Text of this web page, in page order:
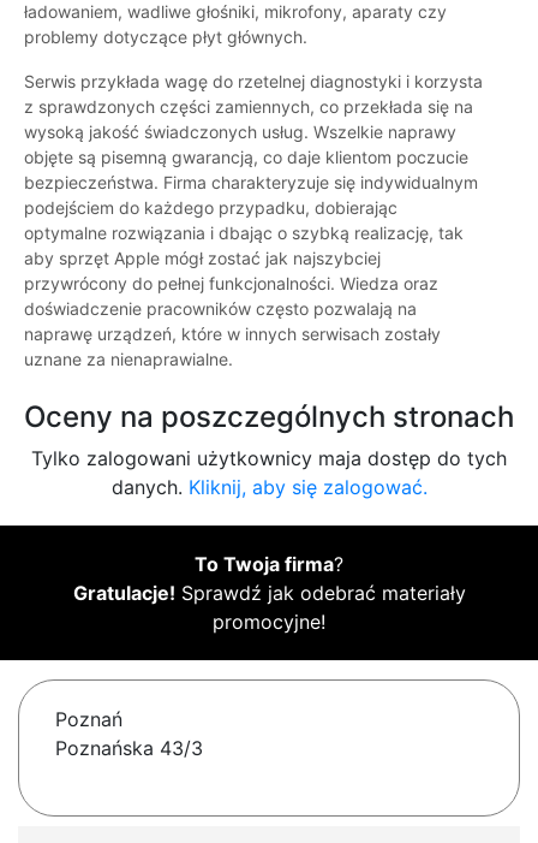
ładowaniem, wadliwe głośniki, mikrofony, aparaty czy
problemy dotyczące płyt głównych.
Serwis przykłada wagę do rzetelnej diagnostyki i korzysta
z sprawdzonych części zamiennych, co przekłada się na
wysoką jakość świadczonych usług. Wszelkie naprawy
objęte są pisemną gwarancją, co daje klientom poczucie
bezpieczeństwa. Firma charakteryzuje się indywidualnym
podejściem do każdego przypadku, dobierając
optymalne rozwiązania i dbając o szybką realizację, tak
aby sprzęt Apple mógł zostać jak najszybciej
przywrócony do pełnej funkcjonalności. Wiedza oraz
doświadczenie pracowników często pozwalają na
naprawę urządzeń, które w innych serwisach zostały
uznane za nienaprawialne.
Oceny na poszczególnych stronach
Tylko zalogowani użytkownicy maja dostęp do tych
danych. Kliknij, aby się zalogować.
To Twoja firma?
Gratulacje! Sprawdź jak odebrać materiały
promocyjne!
Poznań
Poznańska 43/3